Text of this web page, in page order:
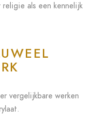
als een kennelijk
vergelijkbare werken